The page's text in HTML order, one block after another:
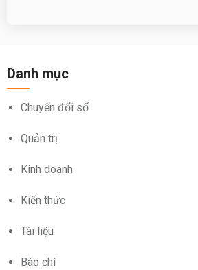
Danh mục
Chuyển đổi số
Quản trị
Kinh doanh
Kiến thức
Tài liệu
Báo chí